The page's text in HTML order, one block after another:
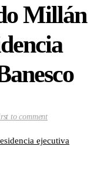
Millán
to comment